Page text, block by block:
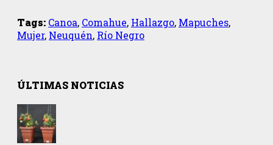
Tags: Canoa, Comahue, Hallazgo, Mapuches,
Mujer, Neuquén, Río Negro
ÚLTIMAS NOTICIAS